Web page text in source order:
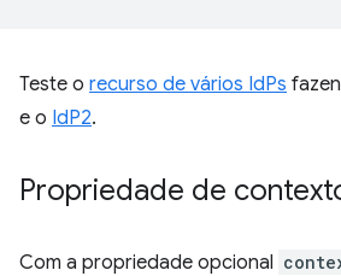
Teste o recurso de vários IdPs
e o IdP2.
Propriedade de
Com a propriedade opcional